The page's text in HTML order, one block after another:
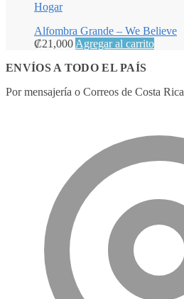
Hogar
Alfombra Grande – We Believe
₡21,000 Agregar al carrito
ENVÍOS A TODO EL PAÍS
Por mensajería o Correos de Costa Rica